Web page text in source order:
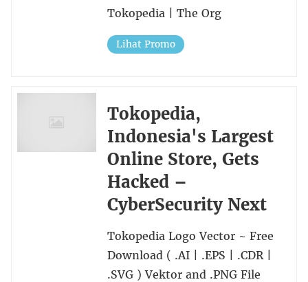
Tokopedia | The Org
Lihat Promo
Tokopedia,
Indonesia's Largest
Online Store, Gets
Hacked –
CyberSecurity Next
Tokopedia Logo Vector ~ Free
Download ( .AI | .EPS | .CDR |
.SVG ) Vektor and .PNG File